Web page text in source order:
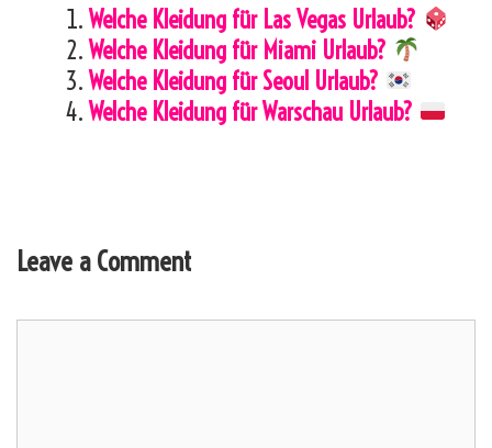
Welche Kleidung für Las Vegas Urlaub?
Welche Kleidung für Miami Urlaub?
Welche Kleidung für Seoul Urlaub?
Welche Kleidung für Warschau Urlaub?
Leave a Comment